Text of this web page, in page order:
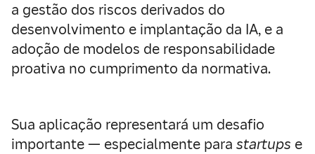
a gestão dos riscos derivados do
desenvolvimento e implantação da IA, e a
adoção de modelos de responsabilidade
proativa no cumprimento da normativa.
Sua aplicação representará um desafio
importante — especialmente para startups e